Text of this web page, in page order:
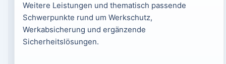
Weitere Leistungen und thematisch passende
Schwerpunkte rund um Werkschutz,
Werkabsicherung und ergänzende
Sicherheitslösungen.